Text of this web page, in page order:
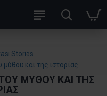
Stories
και της ιστορίας
ΜΎΘΟΥ ΚΑΙ ΤΗΣ